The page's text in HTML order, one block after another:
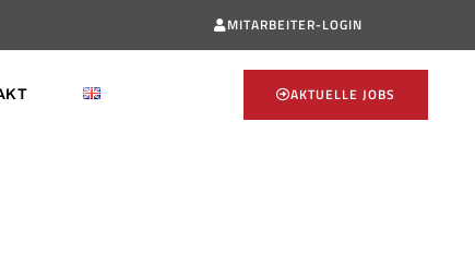
MITARBEITER-LOGIN
AKTUELLE JOBS